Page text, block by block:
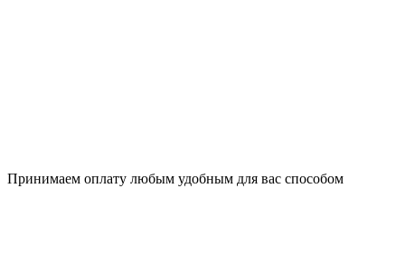
Принимаем оплату любым удобным для вас способом